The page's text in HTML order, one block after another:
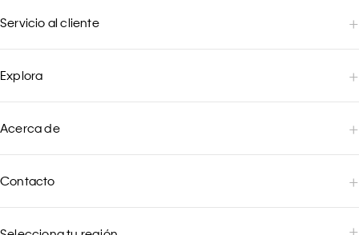
Servicio al cliente
Explora
Acerca de
Contacto